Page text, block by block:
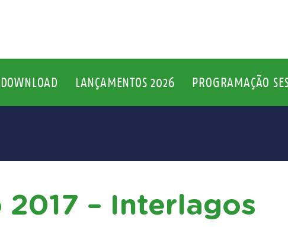
DOWNLOAD LANÇAMENTOS 2026 PROGRAMAÇÃO
– Interlagos